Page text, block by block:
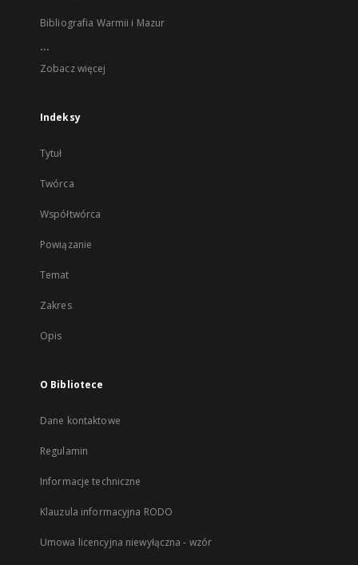
Bibliografia Warmii i Mazur
...
Zobacz więcej
Indeksy
Tytuł
Twórca
Współtwórca
Powiązanie
Temat
Zakres
Opis
O Bibliotece
Dane kontaktowe
Regulamin
Informacje techniczne
Klauzula informacyjna RODO
Umowa licencyjna niewyłączna - wzór